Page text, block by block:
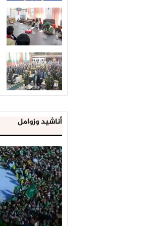
أناشيد وزوامل
العدو
الإسرائيلي
اعتقل
543
طفلا
فلسطينيا
خلال
يناير 31, 2021